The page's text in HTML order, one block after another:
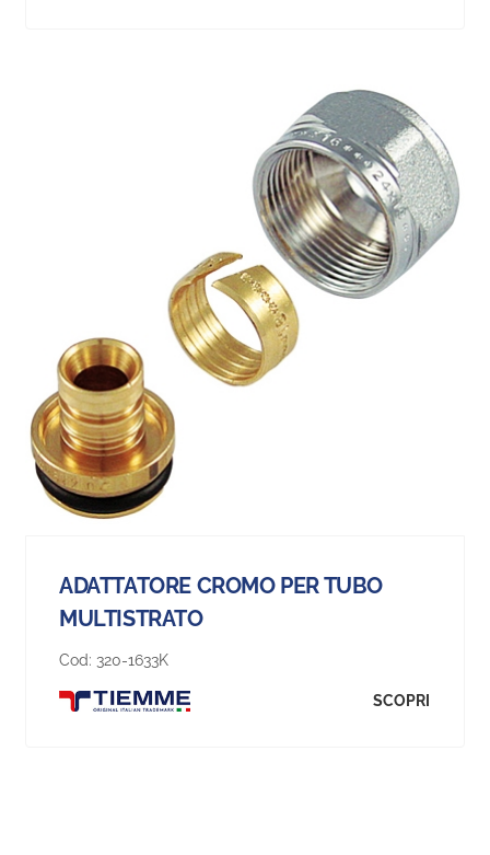
ADATTATORE CROMO PER TUBO
MULTISTRATO
Cod: 320-1633K
SCOPRI